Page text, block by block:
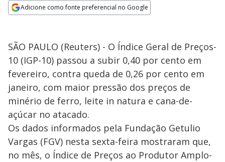
Adicione como fonte preferencial no Google
SÃO PAULO (Reuters) - O Índice Geral de Preços-
10 (IGP-10) passou a subir 0,40 por cento em
fevereiro, contra queda de 0,26 por cento em
janeiro, com maior pressão dos preços de
minério de ferro, leite in natura e cana-de-
açúcar no atacado.
Os dados informados pela Fundação Getulio
Vargas (FGV) nesta sexta-feira mostraram que,
no mês, o Índice de Preços ao Produtor Amplo-